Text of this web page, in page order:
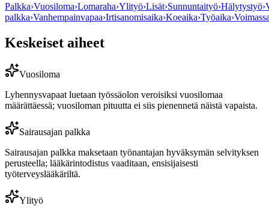
Palkka›Vuosiloma›Lomaraha›Ylityö›Lisät›Sunnuntaityö›Hälytystyö›
palkka›Vanhempainvapaa›Irtisanomisaika›Koeaika›Työaika›
Keskeiset aiheet
Vuosiloma
Lyhennysvapaat luetaan työssäolon veroisiksi vuosilomaa
määrättäessä; vuosiloman pituutta ei siis pienennetä näistä vapaista.
Sairausajan palkka
Sairausajan palkka maksetaan työnantajan hyväksymän selvityksen
perusteella; lääkärintodistus vaaditaan, ensisijaisesti
työterveyslääkäriltä.
Ylityö